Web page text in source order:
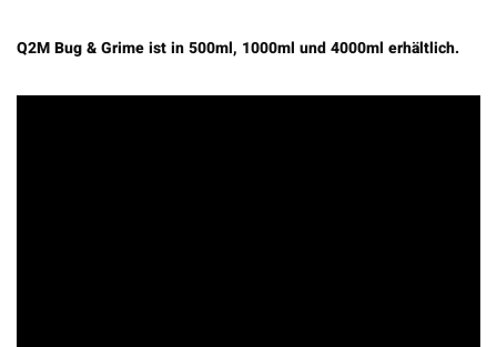
Q2M Bug & Grime ist in 500ml, 1000ml und 4000ml erhältlich.